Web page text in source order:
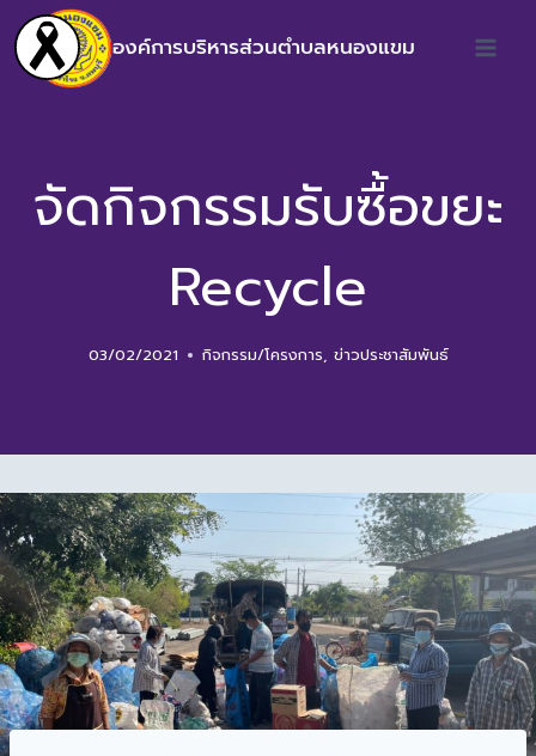
องค์การบริหารส่วนตำบลหนองแขม
จัดกิจกรรมรับซื้อขยะ
Recycle
03/02/2021 กิจกรรม/โครงการ, ข่าวประชาสัมพันธ์